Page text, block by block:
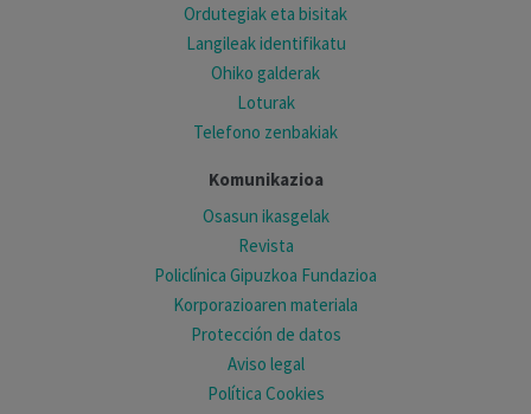
Ordutegiak eta bisitak
Langileak identifikatu
Ohiko galderak
Loturak
Telefono zenbakiak
Komunikazioa
Osasun ikasgelak
Revista
Policlínica Gipuzkoa Fundazioa
Korporazioaren materiala
Protección de datos
Aviso legal
Política Cookies